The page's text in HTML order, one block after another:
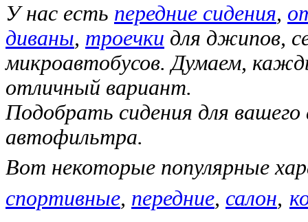
У нас есть передние сидения,
диваны, троечки для джипов,
микроавтобусов. Думаем,
отличный вариант.
Подобрать сидения для
автофильтра.
Вот некоторые популярные
спортивные, передние, салон,